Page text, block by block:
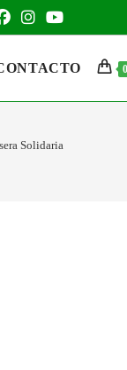
0
Solidaria